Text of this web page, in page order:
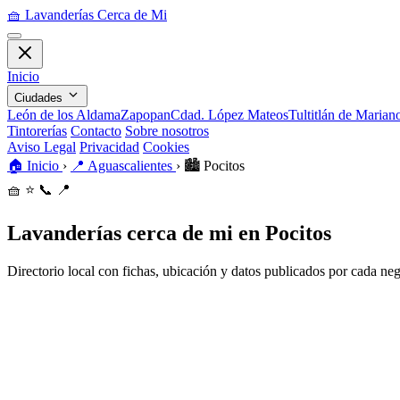
🧺 Lavanderías Cerca de Mi
Inicio
Ciudades
León de los AldamaZapopanCdad. López MateosTultitlán de
Tintorerías Contacto Sobre nosotros
Aviso Legal Privacidad Cookies
🏠 Inicio › 📍 Aguascalientes › 🏙️ Pocitos
🧺 ⭐ 📞 📍
Lavanderías cerca de mi en Pocitos
Directorio local con fichas, ubicación y datos publicados por cada